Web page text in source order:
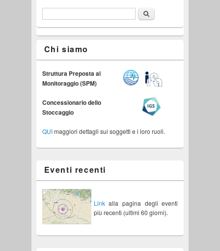
English
Form di ricerca Cerca
Chi siamo
Struttura Preposta al
Monitoraggio (SPM)
Concessionario dello
Stoccaggio
QUImaggiori dettagli sui soggetti e i loro ruoli.
Eventi recenti
Linkalla pagina degli eventi
più recenti (ultimi 60 giorni).